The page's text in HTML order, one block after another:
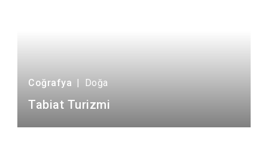
Coğrafya | Doğa
Tabiat Turizmi